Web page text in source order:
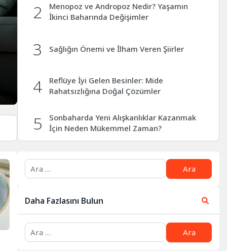
2
Menopoz ve Andropoz Nedir? Yaşamın
İkinci Baharında Değişimler
3 Sağlığın Önemi ve İlham Veren Şiirler
4
Reflüye İyi Gelen Besinler: Mide
Rahatsızlığına Doğal Çözümler
5
Sonbaharda Yeni Alışkanlıklar Kazanmak
İçin Neden Mükemmel Zaman?
6
7
Kontrolüne Katkıları
8
Hipertiroidi Nedir? Belirtileri, Nedenleri ve
Beslenme Rehberi
Daha Fazlasını Bulun